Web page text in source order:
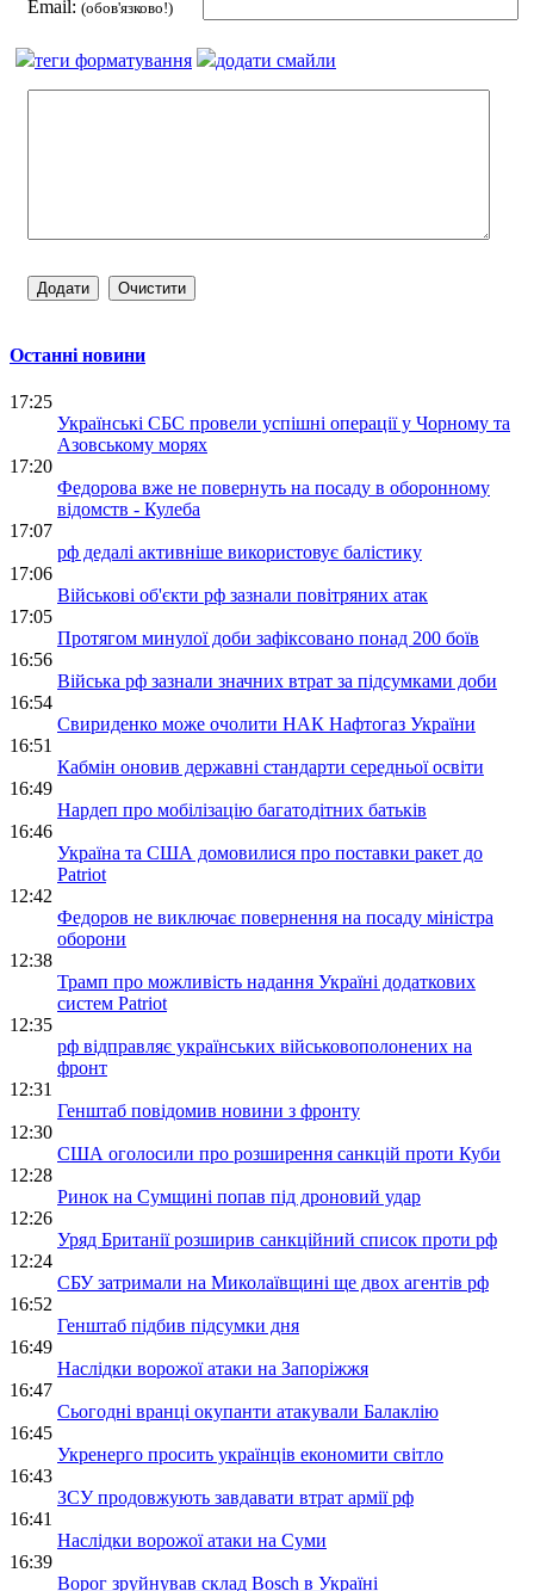
Email: (обов'язково!)
теги форматування додати смайли
Останні новини
17:25
Українські СБС провели успішні операції у Чорному та
Азовському морях
17:20
Федорова вже не повернуть на посаду в оборонному
відомств - Кулеба
17:07
рф дедалі активніше використовує балістику
17:06
Військові об'єкти рф зазнали повітряних атак
17:05
Протягом минулої доби зафіксовано понад 200 боїв
16:56
Війська рф зазнали значних втрат за підсумками доби
16:54
Свириденко може очолити НАК Нафтогаз України
16:51
Кабмін оновив державні стандарти середньої освіти
16:49
Нардеп про мобілізацію багатодітних батьків
16:46
Україна та США домовилися про поставки ракет до
Patriot
12:42
Федоров не виключає повернення на посаду міністра
оборони
12:38
Трамп про можливість надання Україні додаткових
систем Patriot
12:35
рф відправляє українських військовополонених на
фронт
12:31
Генштаб повідомив новини з фронту
12:30
США оголосили про розширення санкцій проти Куби
12:28
Ринок на Сумщині попав під дроновий удар
12:26
Уряд Британії розширив санкційний список проти рф
12:24
СБУ затримали на Миколаївщині ще двох агентів рф
16:52
Генштаб підбив підсумки дня
16:49
Наслідки ворожої атаки на Запоріжжя
16:47
Сьогодні вранці окупанти атакували Балаклію
16:45
Укренерго просить українців економити світло
16:43
ЗСУ продовжують завдавати втрат армії рф
16:41
Наслідки ворожої атаки на Суми
16:39
Ворог зруйнував склад Bosch в Україні